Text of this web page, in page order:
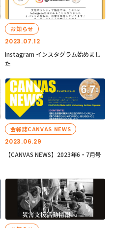
2023.07.12
お知らせ
Instagram インスタグラム始めまし
た
2023.06.29
会報誌CANVAS NEWS
【CANVAS NEWS】2023年6・7月号